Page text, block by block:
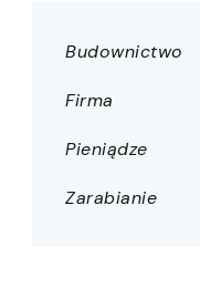
Budownictwo
Firma
Pieniądze
Zarabianie